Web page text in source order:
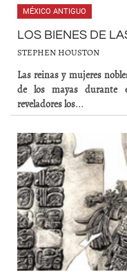
MÉXICO ANTIGUO
LOS BIENES DE
STEPHEN HOUSTON
Las reinas y mujeres
de los mayas durante
reveladores los...